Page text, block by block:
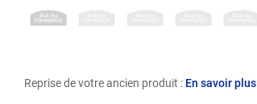
Reprise de votre ancien produit : En savoir plus